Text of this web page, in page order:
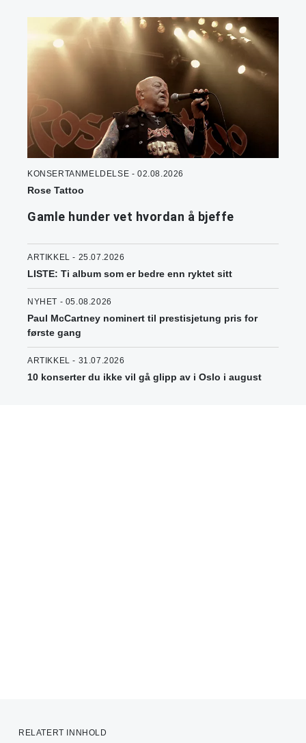
KONSERTANMELDELSE - 02.08.2026
Rose Tattoo
Gamle hunder vet hvordan å bjeffe
ARTIKKEL - 25.07.2026
LISTE: Ti album som er bedre enn ryktet sitt
NYHET - 05.08.2026
Paul McCartney nominert til prestisjetung pris for
første gang
ARTIKKEL - 31.07.2026
10 konserter du ikke vil gå glipp av i Oslo i august
RELATERT INNHOLD